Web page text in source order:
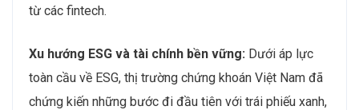
từ các fintech.
Xu hướng ESG và tài chính bền vững: Dưới áp lực
toàn cầu về ESG, thị trường chứng khoán Việt Nam đã
chứng kiến những bước đi đầu tiên với trái phiếu xanh,